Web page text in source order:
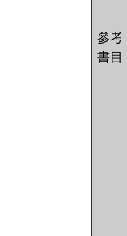
參考
書目